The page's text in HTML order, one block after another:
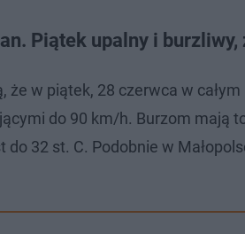
Piątek upalny i burzliwy,
że w piątek, 28 czerwca w
do 90 km/h. Burzom mają
32 st. C. Podobnie w